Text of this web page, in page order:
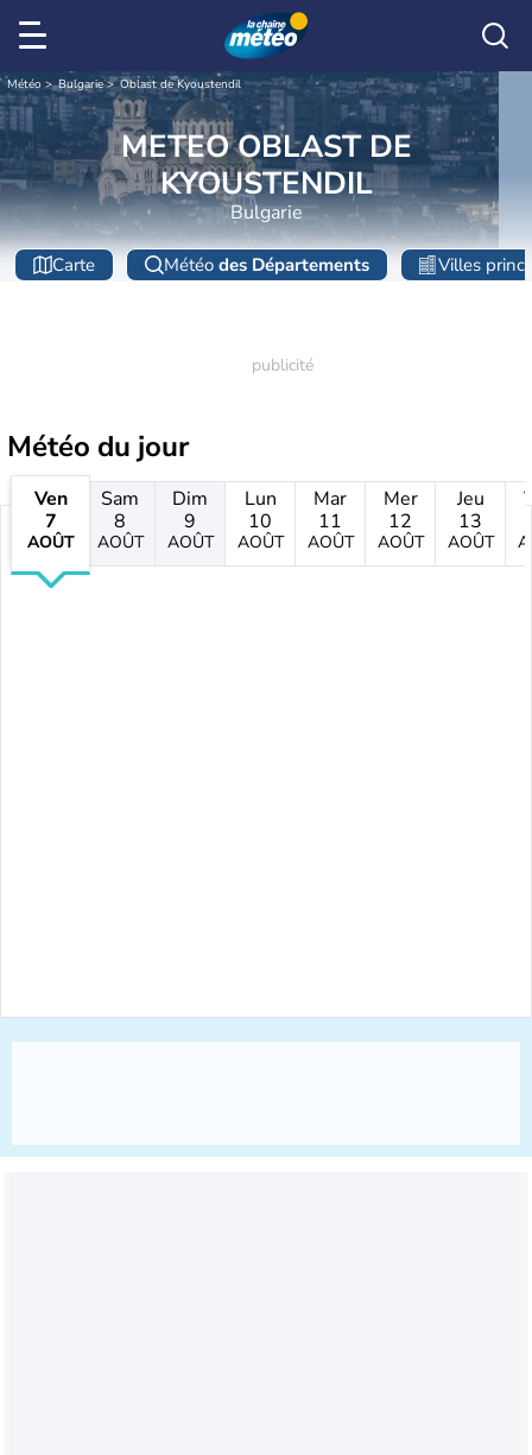
Météo Bulgarie Oblast de Kyoustendil
METEO OBLAST DE
KYOUSTENDIL
Bulgarie
Carte Météo des Départements Villes
Météo du jour
Ven
7
AOÛT
Sam
8
AOÛT
Dim
9
AOÛT
Lun
10
AOÛT
Mar
11
AOÛT
Mer
12
AOÛT
Jeu
13
AOÛT